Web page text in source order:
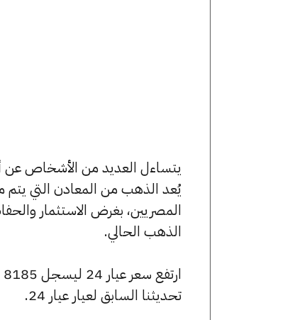
يُعد الذهب من المعادن التي يتم
المصريين، بغرض الاستثمار
الذهب الحالي.
تحديثنا السابق لعيار عيار 24.